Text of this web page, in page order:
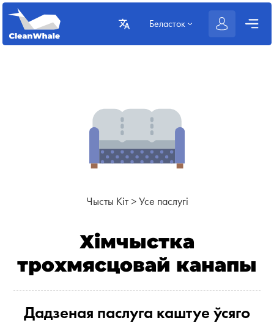
Беласток
Чысты Кіт >Усе паслугі
Хімчыстка
трохмясцовай канапы
Дадзеная паслуга каштуе ўсяго